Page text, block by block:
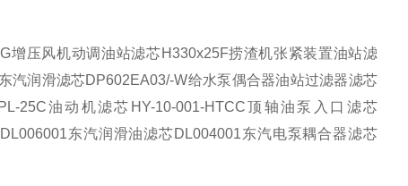
增压风机动调油站滤芯H330x25F捞渣机张紧装置油站滤
东汽润滑滤芯DP602EA03/-W给水泵偶合器油站过滤器滤芯
25C油动机滤芯 HY-10-001-HTCC顶轴油泵入口滤芯
DL006001东汽润滑油滤芯DL004001东汽电泵耦合器滤芯